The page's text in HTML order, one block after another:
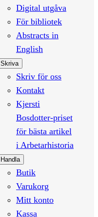
Digital utgåva
För bibliotek
Abstracts in
English
Skriva
Skriv för oss
Kontakt
Kjersti
Bosdotter-priset
för bästa artikel
i Arbetarhistoria
Handla
Butik
Varukorg
Mitt konto
Kassa